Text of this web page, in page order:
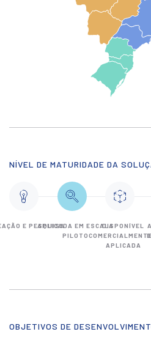
NÍVEL DE MATURIDADE DA
E PESQUISA
APLICADA EM ESCALA
PILOTO
DISPONÍVEL
APLICADA
OBJETIVOS DE